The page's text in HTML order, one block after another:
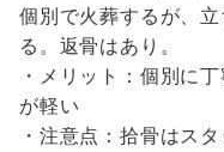
個別で火葬するが、
る。返骨はあり。
・メリット：個別に
が軽い
・注意点：拾骨はス